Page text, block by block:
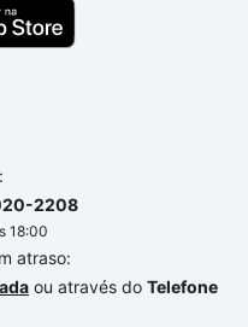
você até as
2208
18:00
atraso:
ou através do Telefone